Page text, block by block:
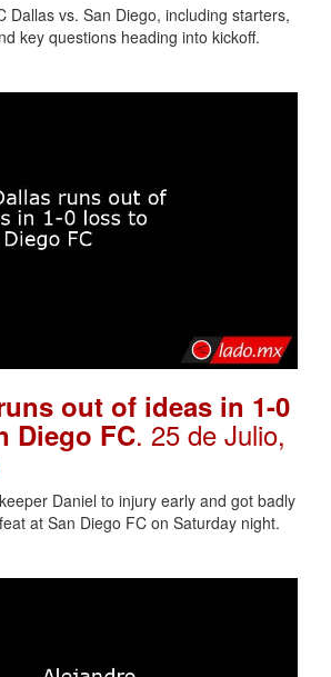
Dallas vs. San Diego, including starters,
key questions heading into kickoff.
out of ideas in 1-0
Diego FC. 25 de Julio,
Daniel to injury early and got badly
at San Diego FC on Saturday night.